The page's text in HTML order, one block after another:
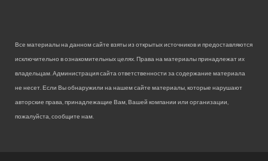
Все материалы на данном сайте взяты из открытых источников и предоставляются
исключительно в ознакомительных целях. Права на материалы принадлежат их
владельцам. Администрация сайта ответственности за содержание материала
не несет. Если Вы обнаружили на нашем сайте материалы, которые нарушают
авторские права, принадлежащие Вам, Вашей компании или организации,
пожалуйста, сообщите нам.